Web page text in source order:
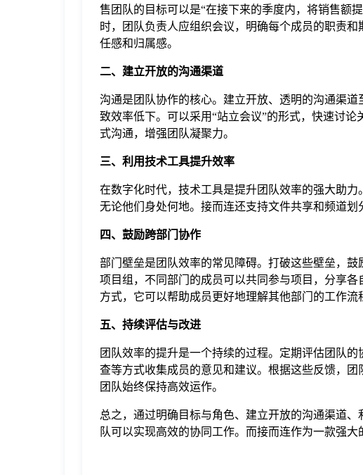
售团队的目标可以是“在接下来的季度内，将销售额
时，团队负责人应组织会议，明确每个成员的职责
任感和归属感。
二、建立开放的沟通渠道
沟通是团队协作的核心。建立开放、透明的沟通渠
致效率低下。可以采用“站立会议”的形式，快速讨
式沟通，增强团队凝聚力。
三、利用技术工具提升效率
在数字化时代，技术工具是提升团队效率的强大助
无论他们身处何地。接而连还支持文件共享和频道划
四、鼓励跨部门协作
部门壁垒是团队效率的常见障碍。打破这些壁垒，
项目组，不同部门的成员可以共同参与项目，分享
方式，它可以帮助成员更好地理解其他部门的工作流
五、持续评估与改进
团队效率的提升是一个持续的过程。定期评估团队
查等方式收集成员的意见和建议。根据这些反馈，
团队始终保持高效运作。
总之，通过明确目标与角色、建立开放的沟通渠道
队可以实现高效的协同工作。而接而连作为一款强